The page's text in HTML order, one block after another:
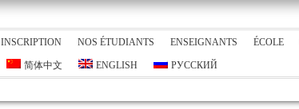
INSCRIPTION NOS ÉTUDIANTS ENSEIGNANTS ÉCOLE
简体中文 ENGLISH РУССКИЙ